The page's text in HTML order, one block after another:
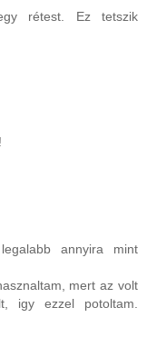
rétest. Ez tetszik
annyira mint
mert az volt
igy ezzel potoltam.